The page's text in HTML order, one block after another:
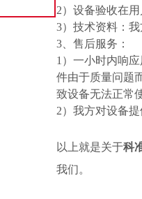
2）设备验收在
3）技术资料：
3、售后服务：
1）一小时内响
件由于质量问题
致设备无法正常
2）我方对设备
以上就是关于科
我们。